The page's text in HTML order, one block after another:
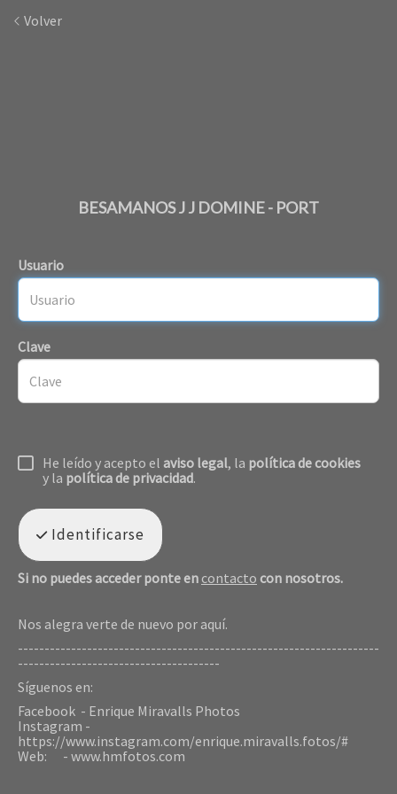
Volver
BESAMANOS J J DOMINE - PORT
Usuario
Clave
He leído y acepto el aviso legal, la política de cookies
y la política de privacidad.
Identificarse
Si no puedes acceder ponte en contacto con nosotros.
Nos alegra verte de nuevo por aquí.
--------------------------------------------------------------------
--------------------------------------
Síguenos en:
Facebook - Enrique Miravalls Photos
Instagram -
https://www.instagram.com/enrique.miravalls.fotos/#
Web: - www.hmfotos.com